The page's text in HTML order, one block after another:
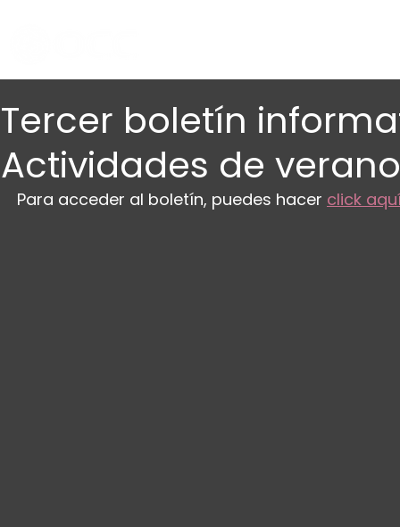
Tercer boletín
Actividades de verano
Para acceder al boletín, puedes hacer click